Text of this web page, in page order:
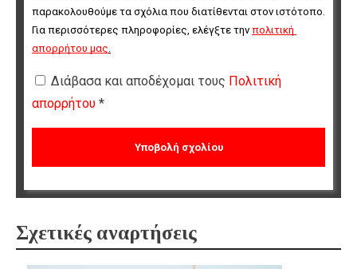
παρακολουθούμε τα σχόλια που διατίθενται στον ιστότοπο.
Για περισσότερες πληροφορίες, ελέγξτε την πολιτική
απορρήτου μας
Διάβασα και αποδέχομαι τους Πολιτική
απορρήτου *
Σχετικές αναρτήσεις